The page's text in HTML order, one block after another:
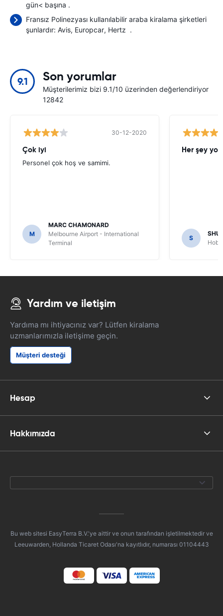
gün< başına .
Fransız Polinezyası kullanılabilir araba kiralama şirketleri
şunlardır: Avis Europcar Hertz .
9.1 Son yorumlar
Müşterilerimiz bizi 9.1/10 üzerinden değerlendiriyor
12842
30-12-2020
Çok iyi
Personel çok hoş ve samimi.
M
MARC CHAMONARD
Melbourne Airport - International
Terminal
Her şey
S
Yardım ve iletişim
Yardıma mı ihtiyacınız var? Lütfen kiralama
uzmanlarımızla iletişime geçin.
Müşteri desteği
Hesap
Hakkımızda
Bu web sitesi EasyTerra B.V.'ye aittir ve onun tarafından işletilmektedir ve
Leeuwarden, Hollanda Ticaret Odası'na kayıtlıdır, numarası 01104443